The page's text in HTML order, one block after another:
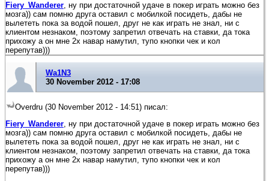
Fiery_Wanderer, ну при достаточной удаче в покер играть можно без
мозга)) сам помню друга оставил с мобилкой посидеть, дабы не
вылететь пока за водой пошел, друг не как играть не знал, ни с
клиентом незнаком, поэтому запретил отвечать на ставки, да тока
прихожу а он мне 2х навар намутил, тупо кнопки чек и кол
перепутав)))
Wa1N3
30 November 2012 - 17:08
Overdru (30 November 2012 - 14:51) писал:
Fiery_Wanderer , ну при достаточной удаче в покер играть можно без
мозга)) сам помню друга оставил с мобилкой посидеть, дабы не
вылететь пока за водой пошел, друг не как играть не знал, ни с
клиентом незнаком, поэтому запретил отвечать на ставки, да тока
прихожу а он мне 2х навар намутил, тупо кнопки чек и кол
перепутав)))